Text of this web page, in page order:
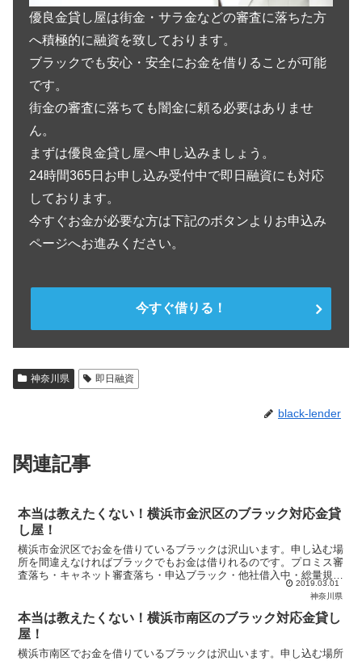
優良金貸し屋は街金・サラ金などの審査に落ちた方
へ積極的に融資を致しております。
ブラックでも安心・安全にお金を借りることが可能
です。
街金の審査に落ちても闇金に頼る必要はありませ
ん。
まずは優良金貸し屋へ申し込みましょう。
24時間365日お申し込み受付中で即日融資にも対応
しております。
今すぐお金が必要な方は下記のボタンよりお申込み
ページへお進みください。
今すぐ借りる！
神奈川県 即日融資
black-lender
関連記事
本当は教えたくない！横浜市金沢区のブラック対応金貸
し屋！
横浜市金沢区でお金を借りているブラックは沢山います。申し込む場
所を間違えなければブラックでもお金は借りれるのです。プロミス審
査落ち・キャネット審査落ち・申込ブラック・他社借入中・総量規制
で悩んでいるブラックは当サイトの優良金貸し屋から即日融資を受け
2019.03.01
神奈川県
本当は教えたくない！横浜市南区のブラック対応金貸し
屋！
横浜市南区でお金を借りているブラックは沢山います。申し込む場所